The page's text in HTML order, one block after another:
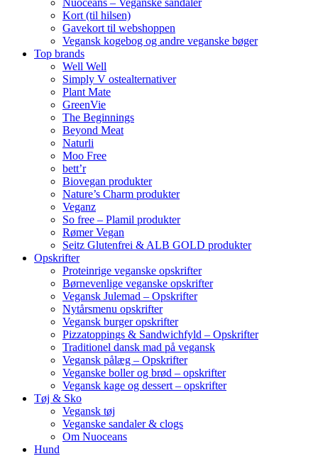
Kort (til hilsen)
Gavekort til webshoppen
Vegansk kogebog og andre veganske bøger
Top brands
Well Well
Simply V ostealternativer
Plant Mate
GreenVie
The Beginnings
Beyond Meat
Naturli
Moo Free
bett’r
Biovegan produkter
Nature’s Charm produkter
Veganz
So free – Plamil produkter
Rømer Vegan
Seitz Glutenfrei & ALB GOLD produkter
Opskrifter
Proteinrige veganske opskrifter
Børnevenlige veganske opskrifter
Vegansk Julemad – Opskrifter
Nytårsmenu opskrifter
Vegansk burger opskrifter
Pizzatoppings & Sandwichfyld – Opskrifter
Traditionel dansk mad på vegansk
Vegansk pålæg – Opskrifter
Veganske boller og brød – opskrifter
Vegansk kage og dessert – opskrifter
Tøj & Sko
Vegansk tøj
Veganske sandaler & clogs
Om Nuoceans
Hund